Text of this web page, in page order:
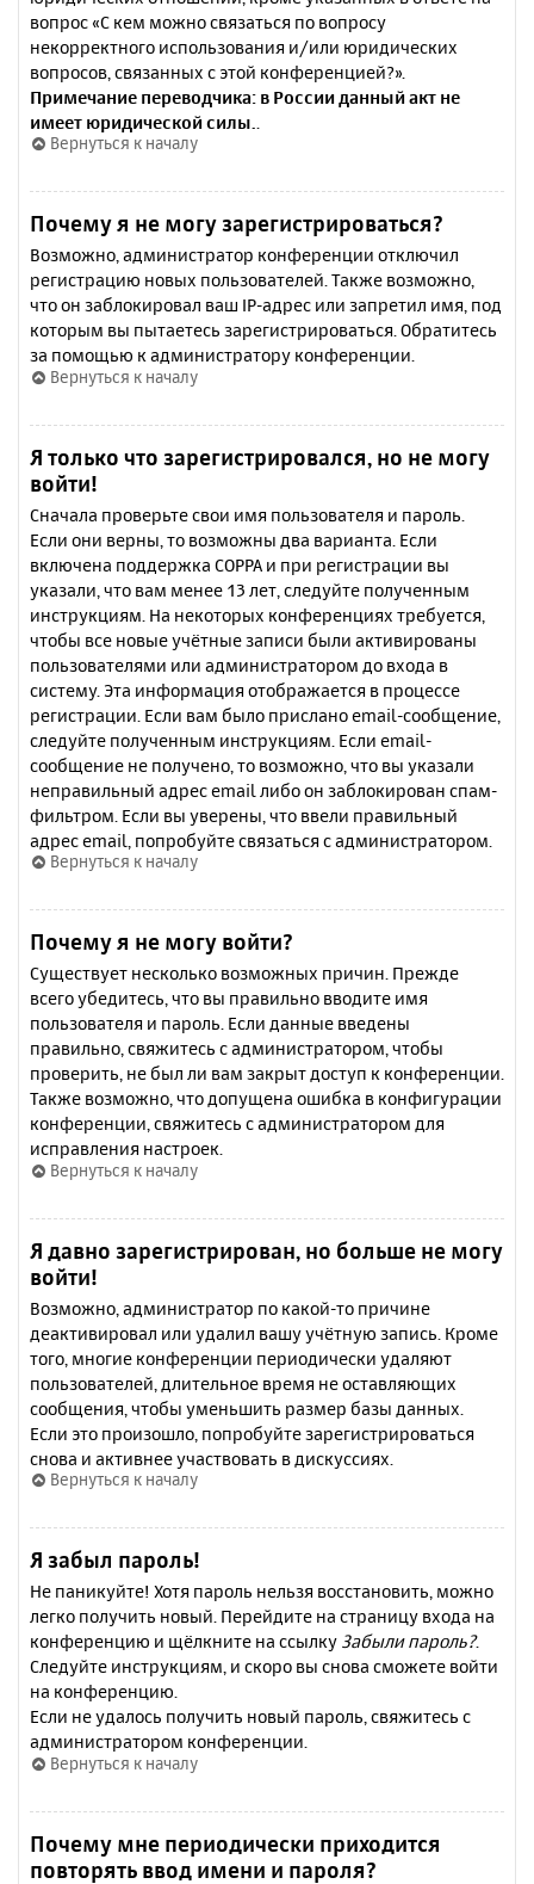
вопрос «С кем можно связаться по вопросу
некорректного использования и/или юридических
вопросов, связанных с этой конференцией?».
Примечание переводчика: в России данный акт не
имеет юридической силы.
Вернуться к началу
Почему я не могу зарегистрироваться?
Возможно, администратор конференции отключил
регистрацию новых пользователей. Также возможно,
что он заблокировал ваш IP-адрес или запретил имя, под
которым вы пытаетесь зарегистрироваться. Обратитесь
за помощью к администратору конференции.
Вернуться к началу
Я только что зарегистрировался, но не могу
войти!
Сначала проверьте свои имя пользователя и пароль.
Если они верны, то возможны два варианта. Если
включена поддержка COPPA и при регистрации вы
указали, что вам менее 13 лет, следуйте полученным
инструкциям. На некоторых конференциях требуется,
чтобы все новые учётные записи были активированы
пользователями или администратором до входа в
систему. Эта информация отображается в процессе
регистрации. Если вам было прислано email-сообщение,
следуйте полученным инструкциям. Если email-
сообщение не получено, то возможно, что вы указали
неправильный адрес email либо он заблокирован спам-
фильтром. Если вы уверены, что ввели правильный
адрес email, попробуйте связаться с администратором.
Вернуться к началу
Почему я не могу войти?
Существует несколько возможных причин. Прежде
всего убедитесь, что вы правильно вводите имя
пользователя и пароль. Если данные введены
правильно, свяжитесь с администратором, чтобы
проверить, не был ли вам закрыт доступ к конференции.
Также возможно, что допущена ошибка в конфигурации
конференции, свяжитесь с администратором для
исправления настроек.
Вернуться к началу
Я давно зарегистрирован, но больше не могу
войти!
Возможно, администратор по какой-то причине
деактивировал или удалил вашу учётную запись. Кроме
того, многие конференции периодически удаляют
пользователей, длительное время не оставляющих
сообщения, чтобы уменьшить размер базы данных.
Если это произошло, попробуйте зарегистрироваться
снова и активнее участвовать в дискуссиях.
Вернуться к началу
Я забыл пароль!
Не паникуйте! Хотя пароль нельзя восстановить, можно
легко получить новый. Перейдите на страницу входа на
конференцию и щёлкните на ссылку Забыли пароль?.
Следуйте инструкциям, и скоро вы снова сможете войти
на конференцию.
Если не удалось получить новый пароль, свяжитесь с
администратором конференции.
Вернуться к началу
Почему мне периодически приходится
повторять ввод имени и пароля?